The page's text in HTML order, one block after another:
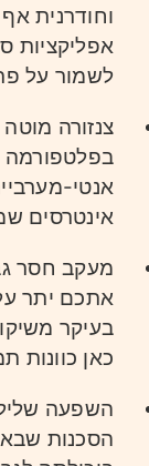
וחודרנית
אפליקציות
לשמור על
צנזורה
אנטי-
אינטרסים
מעקב חסר
אתכם יתר
בעיקר
כאן כוונות
השפעה
הסכנות